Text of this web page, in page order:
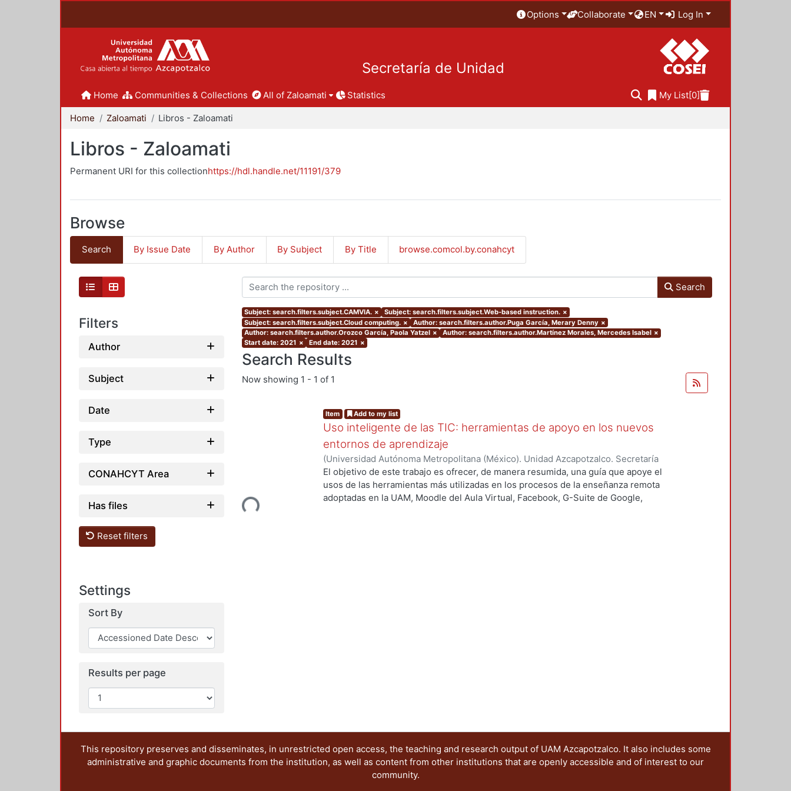
Options Collaborate EN Log In
Secretaría de Unidad
Home Communities & Collections All of Zaloamati Statistics My List[0]
Home Zaloamati Libros - Zaloamati
Libros - Zaloamati
Permanent URI for this collectionhttps://hdl.handle.net/11191/379
Browse
Search By Issue Date By Author By Subject By Title browse.comcol.by.conahcyt
Filters
Author
Subject
Date
Type
CONAHCYT Area
Has files
Reset filters
Settings
Sort By
Results per page
Search
Subject: search.filters.subject.CAMVIA. × Subject: search.filters.subject.Web-based instruction. ×
Subject: search.filters.subject.Cloud computing. × Author: search.filters.author.Puga García, Merary Denny ×
Author: search.filters.author.Orozco García, Paola Yatzel × Author: search.filters.author.Martínez Morales, Mercedes Isabel ×
Start date: 2021 × End date: 2021 ×
Search Results
Now showing 1 - 1 of 1
Loading...
Item Add to my list
Uso inteligente de las TIC: herramientas de apoyo en los nuevos
entornos de aprendizaje
(Universidad Autónoma Metropolitana (México). Unidad Azcapotzalco. Secretaría
Académica.,2021) García Castro, María Beatriz;Orozco García, Paola Yatzel;Puga
García, Merary Denny;Martínez Morales, Mercedes Isabel;Alvarado Hernández,
Alejandra; Tarango de la Torre, Juan Carlos
El objetivo de este trabajo es ofrecer, de manera resumida, una guía que apoye el
usos de las herramientas más utilizadas en los procesos de la enseñanza remota
adoptadas en la UAM, Moodle del Aula Virtual, Facebook, G-Suite de Google,
This repository preserves and disseminates, in unrestricted open access, the teaching and research output of UAM Azcapotzalco. It also includes some
administrative and graphic documents from the institution, as well as content from other institutions that are openly accessible and of interest to our
community.